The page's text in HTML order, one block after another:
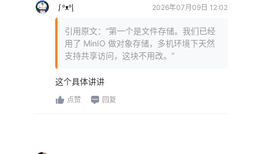
ᶘ ᵒᴥᵒᶅ 2026年07月09日 12:02
引用原文：“第一个是文件存储。我们已经
用了 MinIO 做对象存储，多机环境下天然
支持共享访问，这块不用改。”
这个具体讲讲
点赞 回复